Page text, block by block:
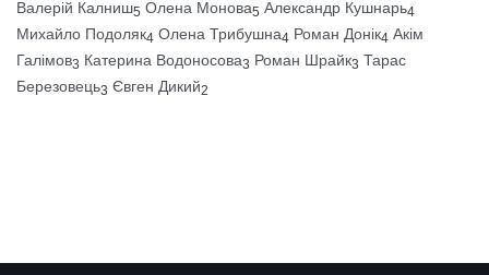
Валерій Калниш5 Олена Монова5 Александр Кушнарь4
Михайло Подоляк4 Олена Трибушна4 Роман Донік4 Акім
Галімов3 Катерина Водоносова3 Роман Шрайк3 Тарас
Березовець3 Євген Дикий2